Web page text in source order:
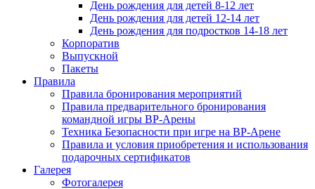
День рождения для детей 8-12 лет
День рождения для детей 12-14 лет
День рождения для подростков 14-18 лет
Корпоратив
Выпускной
Пакеты
Правила
Правила бронирования мероприятий
Правила предварительного бронирования
командной игры ВР-Арены
Техника Безопасности при игре на ВР-Арене
Правила и условия приобретения и использования
подарочных сертификатов
Галерея
Фотогалерея